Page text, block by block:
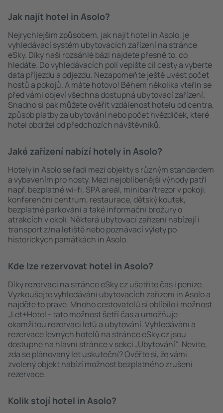
Jak najít hotel in Asolo?
Nejrychlejším způsobem, jak najít hotel in Asolo, je
vyhledávací systém ubytovacích zařízení na stránce
eSky. Díky naší rozsáhlé bázi najdete přesně to, co
hledáte. Do vyhledávacích polí vepište cíl cesty a vyberte
data příjezdu a odjezdu. Nezapomeňte ještě uvést počet
hostů a pokojů. A máte hotovo! Během několika vteřin se
před vámi objeví všechna dostupná ubytovací zařízení.
Snadno si pak můžete ověřit vzdálenost hotelu od centra,
způsob platby za ubytování nebo počet hvězdiček, které
hotel obdržel od předchozích návštěvníků.
Jaké zařízení nabízí hotely in Asolo?
Hotely in Asolo se řadí mezi objekty s různým standardem
a vybavením pro hosty. Mezi nejoblíbenější výhody patří
např. bezplatné wi-fi, SPA areál, minibar/trezor v pokoji,
konferenční centrum, restaurace, dětský koutek,
bezplatné parkování a také informační brožury o
atrakcích v okolí. Některá ubytovací zařízení nabízejí i
transport z/na letiště nebo poznávací výlety po
historických památkách in Asolo.
Kde lze rezervovat hotel in Asolo?
Díky rezervaci na stránce eSky.cz ušetříte čas i peníze.
Vyzkoušejte vyhledávání ubytovacích zařízení in Asolo a
najděte to pravé. Mnoho cestovatelů si oblíbilo i možnost
„Let+Hotel - tato možnost šetří čas a umožňuje
okamžitou rezervaci letů a ubytování. Vyhledávání a
rezervace levných hotelů na stránce eSky.cz jsou
dostupné na hlavní stránce v sekci „Ubytování“. Nevíte,
zda se plánovaný let uskuteční? Ověřte si, že vámi
zvolený objekt nabízí možnost bezplatného zrušení
rezervace.
Kolik stojí hotel in Asolo?